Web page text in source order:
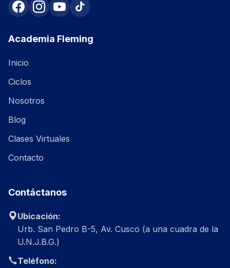
Academia Fleming
Inicio
Ciclos
Nosotros
Blog
Clases Virtuales
Contacto
Contáctanos
Ubicación:
Urb. San Pedro B-5, Av. Cusco (a una cuadra de la
U.N.J.B.G.)
Teléfono: